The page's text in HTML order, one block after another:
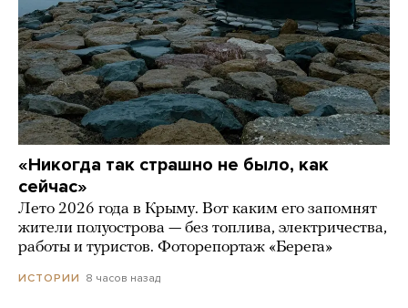
«Никогда так страшно не было, как
сейчас»
Лето 2026 года в Крыму. Вот каким его запомнят
жители полуострова — без топлива, электричества,
работы и туристов. Фоторепортаж «Берега»
ИСТОРИИ 8 часов назад